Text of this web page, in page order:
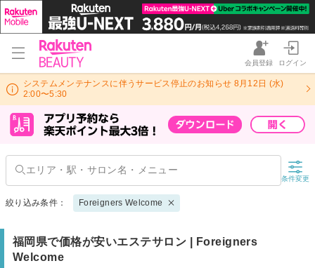
会員登録 ログイン
システムメンテナンスに伴うサービス停止のお知らせ 8月12日 (水)
2:00〜5:30
条件変更
絞り込み条件： Foreigners Welcome
福岡県で価格が安いエステサロン | Foreigners
Welcome